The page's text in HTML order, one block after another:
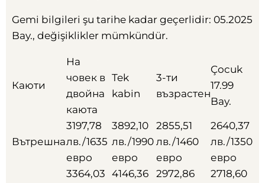
Gemi bilgileri şu tarihe kadar geçerlidir: 05.2025
Bay., değişiklikler mümkündür.
Каюти
На
човек в
двойна
каюта
Tek
kabin
3-ти
възрастен
Çocuk
17.99
Bay.
Вътрешна
3197,78
лв./1635
евро
3892,10
лв./1990
евро
2855,51
лв./1460
евро
2640,37
лв./1350
евро
3364,03 4146,36
2972,86
2718,60